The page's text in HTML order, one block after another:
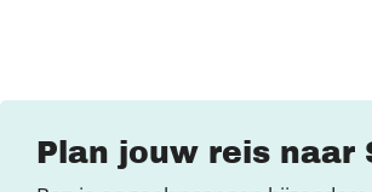
Plan jouw reis naar